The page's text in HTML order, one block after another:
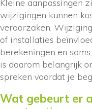
Kleine aanpassingen
wijzigingen kunnen
veroorzaken.
of installaties
berekeningen en
is daarom belangrijk
spreken voordat je
Wat gebeurt er